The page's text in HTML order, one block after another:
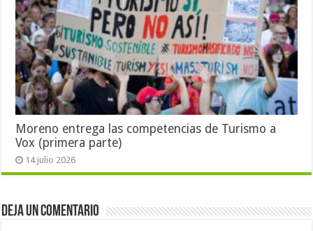
Moreno entrega las competencias de Turismo a
Vox (primera parte)
14 julio 2026
Deja un comentario